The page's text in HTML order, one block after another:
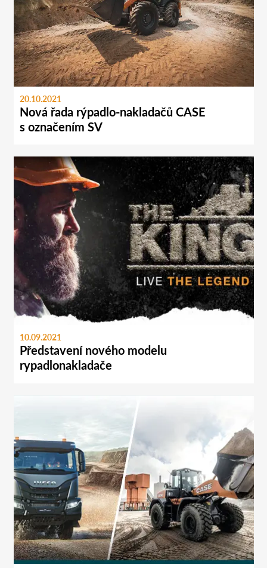
20.10.2021
Nová řada rýpadlo-nakladačů CASE
s označením SV
10.09.2021
Představení nového modelu
rypadlonakladače